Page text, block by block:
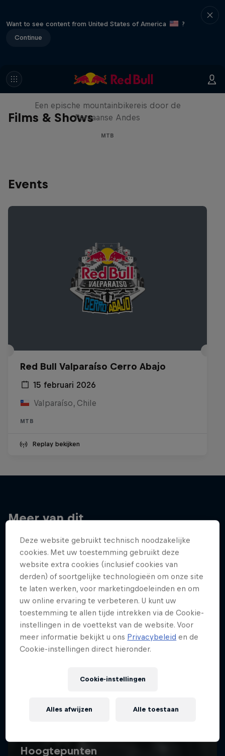
Want to see content from United States of America
?
Continue
Films & Shows
Chasing the Inca II
Een epische mountainbikereis door de
Peruaanse Andes
MTB
Events
Red Bull Valparaíso Cerro Abajo
15 februari 2026
Valparaíso, Chile
MTB
Replay bekijken
Meer van dit
Deze website gebruikt technisch noodzakelijke
cookies. Met uw toestemming gebruikt deze
website extra cookies (inclusief cookies van
derden) of soortgelijke technologieën om onze site
te laten werken, voor marketingdoeleinden en om
uw online ervaring te verbeteren. U kunt uw
toestemming te allen tijde intrekken via de Cookie-
instellingen in de voettekst van de website. Voor
meer informatie bekijkt u ons Privacybeleid en de
Cookie-instellingen direct hieronder.
Cookie-instellingen
Alles afwijzen Alle toestaan